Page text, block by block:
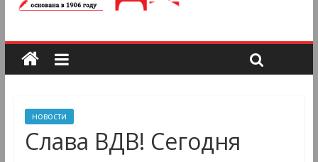
новости
Слава ВДВ! Сегодня